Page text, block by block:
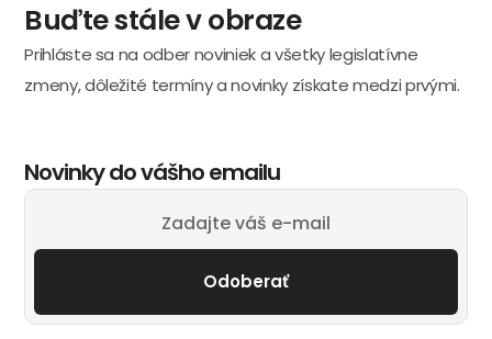
Buďte stále v obraze
Prihláste sa na odber noviniek a všetky legislatívne
zmeny, dôležité termíny a novinky získate medzi prvými.
Novinky do vášho emailu
Odoberať